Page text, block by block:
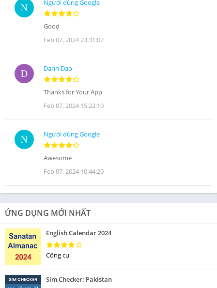
Người dùng Google
Good
Feb 07, 2024 23:31:07
Danh Dao
Thanks for Your App
Feb 07, 2024 15:22:10
Người dùng Google
Awesome
Feb 07, 2024 10:44:20
ỨNG DỤNG MỚI NHẤT
English Calendar 2024
Công cụ
Sim Checker: Pakistan